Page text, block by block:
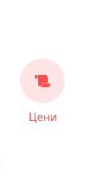
Цени